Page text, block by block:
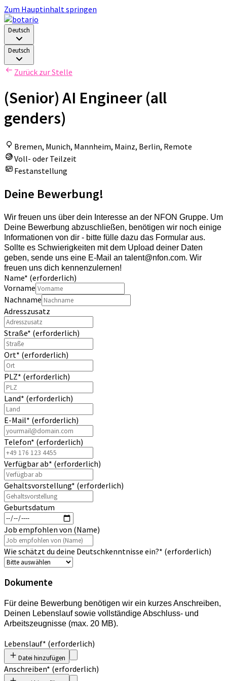
Zum Hauptinhalt springen
Deutsch
Deutsch
Zurück zur Stelle
(Senior) AI Engineer (all
genders)
Bremen, Munich, Mannheim, Mainz, Berlin, Remote
Voll- oder Teilzeit
Festanstellung
Deine Bewerbung!
Wir freuen uns über dein Interesse an der NFON Gruppe. Um
Deine Bewerbung abzuschließen, benötigen wir noch einige
Informationen von dir - bitte fülle dazu das Formular aus.
Sollte es Schwierigkeiten mit dem Upload deiner Daten
geben, sende uns eine E-Mail an talent@nfon.com. Wir
freuen uns dich kennenzulernen!
Name* (erforderlich)
Vorname
Nachname
Adresszusatz
Straße* (erforderlich)
Ort* (erforderlich)
PLZ* (erforderlich)
Land* (erforderlich)
E-Mail* (erforderlich)
Telefon* (erforderlich)
Verfügbar ab* (erforderlich)
Gehaltsvorstellung* (erforderlich)
Geburtsdatum
Job empfohlen von (Name)
Wie schätzt du deine Deutschkenntnisse ein?* (erforderlich)
Dokumente
Für deine Bewerbung benötigen wir ein kurzes Anschreiben,
Deinen Lebenslauf sowie vollständige Abschluss- und
Arbeitszeugnisse (max. 20 MB).
Lebenslauf* (erforderlich)
Datei hinzufügen
Anschreiben* (erforderlich)